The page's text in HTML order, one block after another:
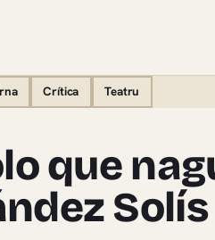
Crítica Teatru
que
Solís